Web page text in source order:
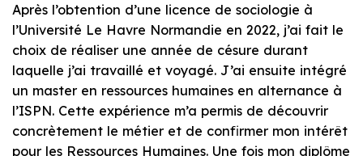
Après l’obtention d’une licence de sociologie à
l’Université Le Havre Normandie en 2022, j’ai fait le
choix de réaliser une année de césure durant
laquelle j’ai travaillé et voyagé. J’ai ensuite intégré
un master en ressources humaines en alternance à
l’ISPN. Cette expérience m’a permis de découvrir
concrètement le métier et de confirmer mon intérêt
pour les Ressources Humaines. Une fois mon diplôme